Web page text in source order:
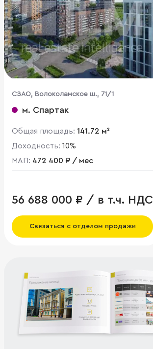
CЗАО, Волоколамское ш., 71/1
м. Спартак
Общая площадь: 141.72 м²
Доходность: 10%
МАП: 472 400 ₽ / мес
56 688 000 ₽ / в т.ч. НДС
Связаться с отделом продажи